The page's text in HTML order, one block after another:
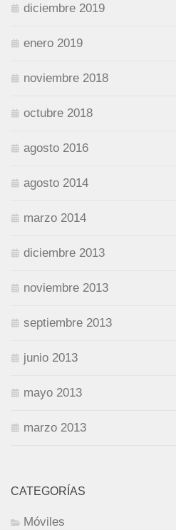
diciembre 2019
enero 2019
noviembre 2018
octubre 2018
agosto 2016
agosto 2014
marzo 2014
diciembre 2013
noviembre 2013
septiembre 2013
junio 2013
mayo 2013
marzo 2013
CATEGORÍAS
Móviles